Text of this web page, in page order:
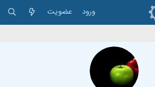
ورود عضویت